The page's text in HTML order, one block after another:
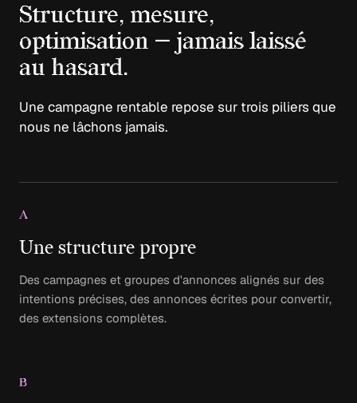
Structure, mesure,
optimisation — jamais laissé
au hasard.
Une campagne rentable repose sur trois piliers que
nous ne lâchons jamais.
A
Une structure propre
Des campagnes et groupes d'annonces alignés sur des
intentions précises, des annonces écrites pour convertir,
des extensions complètes.
B